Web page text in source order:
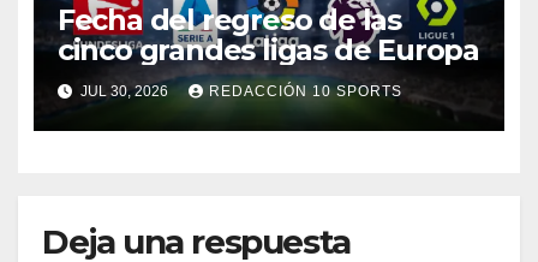
Fecha del regreso de las
cinco grandes ligas de Europa
JUL 30, 2026 REDACCIÓN 10 SPORTS
Deja una respuesta